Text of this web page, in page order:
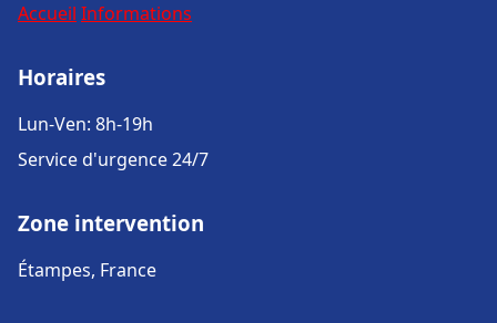
Accueil Informations
Horaires
Lun-Ven: 8h-19h
Service d'urgence 24/7
Zone intervention
Étampes, France